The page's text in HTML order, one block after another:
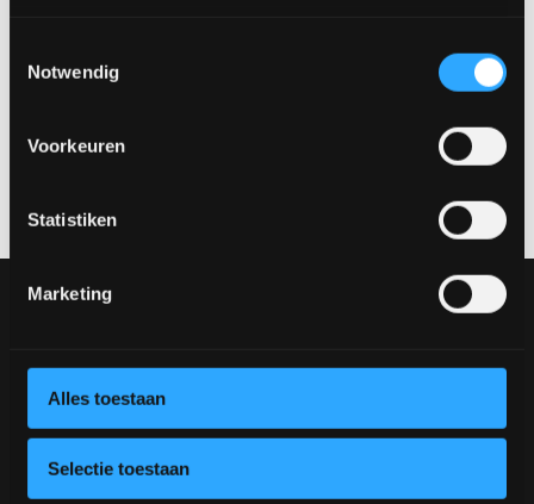
Notwendig
Voorkeuren
Statistiken
Marketing
Alles toestaan
Selectie toestaan
unseren Showroom und entdecke die verschiedenen
Vereinbaren Sie einen
Unsere Sammlung
Gestalten Sie Ihren Tisch
Gestalten Sie Ihren Stuhl
Inspiration
Tische